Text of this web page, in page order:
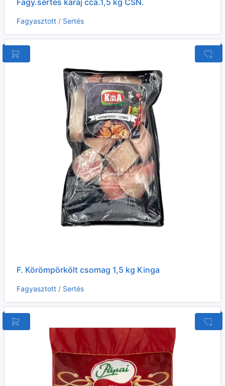
Fagy.sertés karaj cca.1,5 kg CSN.
Fagyasztott / Sertés
F. Körömpörkölt csomag 1,5 kg Kinga
Fagyasztott / Sertés